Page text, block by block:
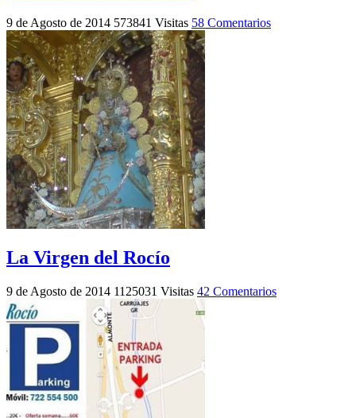
9 de Agosto de 2014 573841 Visitas 58 Comentarios
La Virgen del Rocío
9 de Agosto de 2014 1125031 Visitas 42 Comentarios